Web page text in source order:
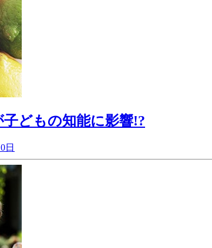
どもの知能に影響!?
日